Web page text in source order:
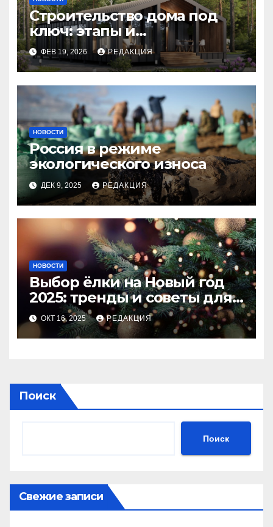
Строительство дома под
ключ: этапы и
планирование бюджета
ФЕВ 19, 2026 РЕДАКЦИЯ
НОВОСТИ
Россия в режиме
экологического износа
ДЕК 9, 2025 РЕДАКЦИЯ
НОВОСТИ
Выбор ёлки на Новый год
2025: тренды и советы для
идеального праздника
ОКТ 16, 2025 РЕДАКЦИЯ
Поиск
Поиск
Свежие записи